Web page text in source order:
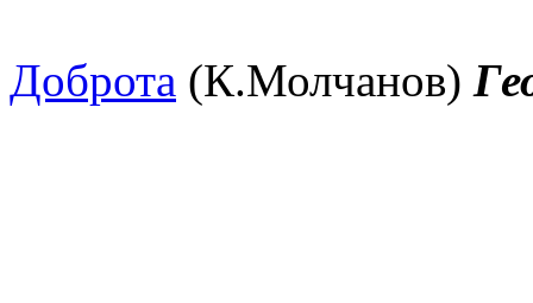
Доброта (К.Молчанов)